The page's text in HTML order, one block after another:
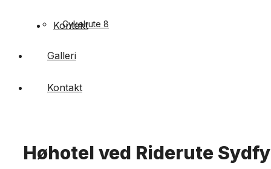
Kontakt
Cykelrute 8
Galleri
Kontakt
Høhotel ved Riderute